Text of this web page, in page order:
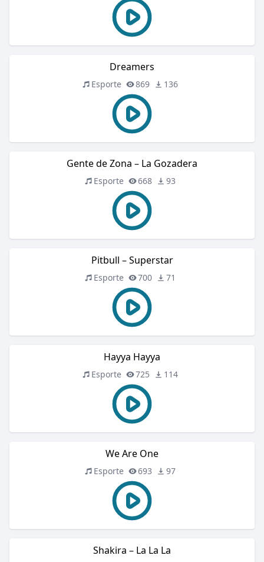
Dreamers
Esporte 869 136
Gente de Zona – La Gozadera
Esporte 668 93
Pitbull – Superstar
Esporte 700 71
Hayya Hayya
Esporte 725 114
We Are One
Esporte 693 97
Shakira – La La La